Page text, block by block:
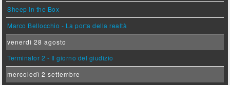
Sheep in the Box
Marco Bellocchio - La porta della realtà
venerdì 28 agosto
Terminator 2 - Il giorno del giudizio
mercoledì 2 settembre